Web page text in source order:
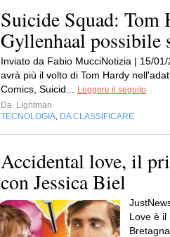
Suicide Squad: Tom
Gyllenhaal possibile
Inviato da Fabio MucciNotizia | 15/
avrà più il volto di Tom Hardy
Comics, Suicid...
Leggere il seguito
Da Lightman
TECNOLOGIA DA CLASSIFICARE
Accidental love, il
con Jessica Biel
Love è il